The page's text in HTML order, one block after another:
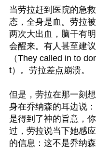
当劳拉赶到医院的急
态，全身是血。劳拉
两次大出血，脑干有
会醒来。有人甚至建
（They called in to
t）。劳拉差点崩溃。
但是，劳拉在那一刻
身在乔纳森的耳边说
是得到了神的旨意，
过，劳拉说当下她感
的信息：这不是乔纳森